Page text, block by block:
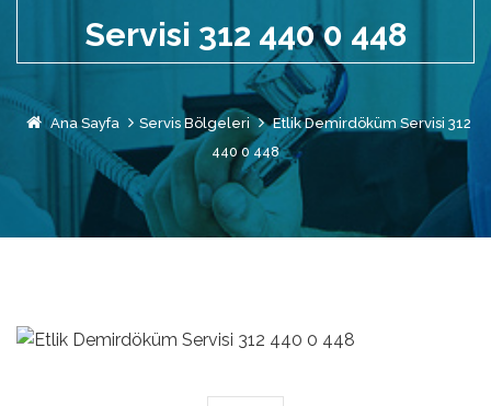
Servisi 312 440 0 448
Ana Sayfa Servis Bölgeleri
Etlik Demirdöküm Servisi 312
440 0 448